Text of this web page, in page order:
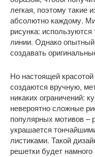
легкая, поэтому такие
абсолютно каждому.
рисунка:
линии. Однако
создавать
Но настоящей
создаются вручную,
никаких ограничений:
невероятно сложные
популярных мотивов –
украшается
листиками. Такой
решетки будет